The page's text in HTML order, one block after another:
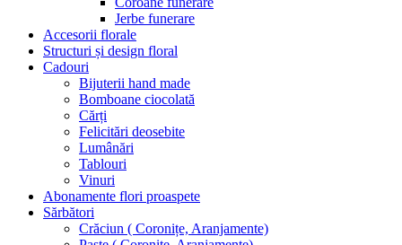
Jerbe funerare
Accesorii florale
Structuri și design floral
Cadouri
Bijuterii hand made
Bomboane ciocolată
Cărți
Felicitări deosebite
Lumânări
Tablouri
Vinuri
Abonamente flori proaspete
Sărbători
Crăciun ( Coronițe, Aranjamente)